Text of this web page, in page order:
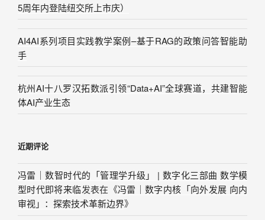
5周年内登陆纽交所上市庆）
AI4AI系列项目实践教学案例–基于RAG的政策问答智能助
手
杭州AI十八罗汉拓数派引领“Data+AI”全球赛道，共建智能
体AI产业生态
近期评论
冯雷｜数智时代的「管理学升级」 | 数字化三部曲 数学模
型时代即将来临发表在《冯雷｜数字内核「向外发展 向内
审视」：探索技术革新边界》